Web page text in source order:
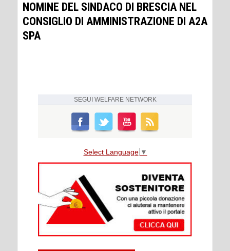
NOMINE DEL SINDACO DI BRESCIA NEL
CONSIGLIO DI AMMINISTRAZIONE DI A2A
SPA
SEGUI WELFARE NETWORK
Select Language ▼